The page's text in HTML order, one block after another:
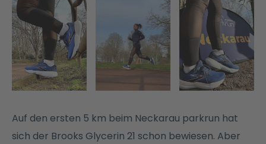
Auf den ersten 5 km beim Neckarau parkrun hat
sich der Brooks Glycerin 21 schon bewiesen. Aber